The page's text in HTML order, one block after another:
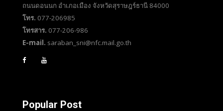
ถนนดอนนก อำเภอเมือง จังหวัดสุราษฎร์ธานี 84000
โทร. 077-206985
โทรสาร. 077-206-986
E-mail. saraban_sni@nfc.mail.go.th
Popular Post